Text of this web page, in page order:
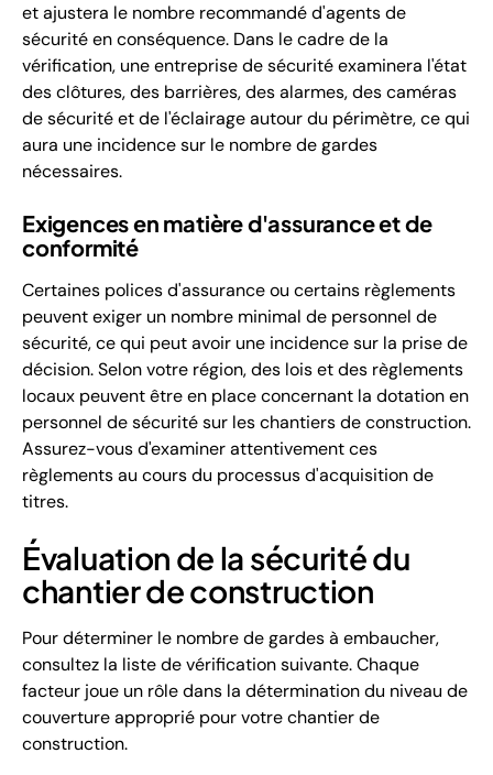
et ajustera le nombre recommandé d'agents de
sécurité en conséquence. Dans le cadre de la
vérification, une entreprise de sécurité examinera l'état
des clôtures, des barrières, des alarmes, des caméras
de sécurité et de l'éclairage autour du périmètre, ce qui
aura une incidence sur le nombre de gardes
nécessaires.
Exigences en matière d'assurance et de
conformité
Certaines polices d'assurance ou certains règlements
peuvent exiger un nombre minimal de personnel de
sécurité, ce qui peut avoir une incidence sur la prise de
décision. Selon votre région, des lois et des règlements
locaux peuvent être en place concernant la dotation en
personnel de sécurité sur les chantiers de construction.
Assurez-vous d'examiner attentivement ces
règlements au cours du processus d'acquisition de
titres.
Évaluation de la sécurité du
chantier de construction
Pour déterminer le nombre de gardes à embaucher,
consultez la liste de vérification suivante. Chaque
facteur joue un rôle dans la détermination du niveau de
couverture approprié pour votre chantier de
construction.